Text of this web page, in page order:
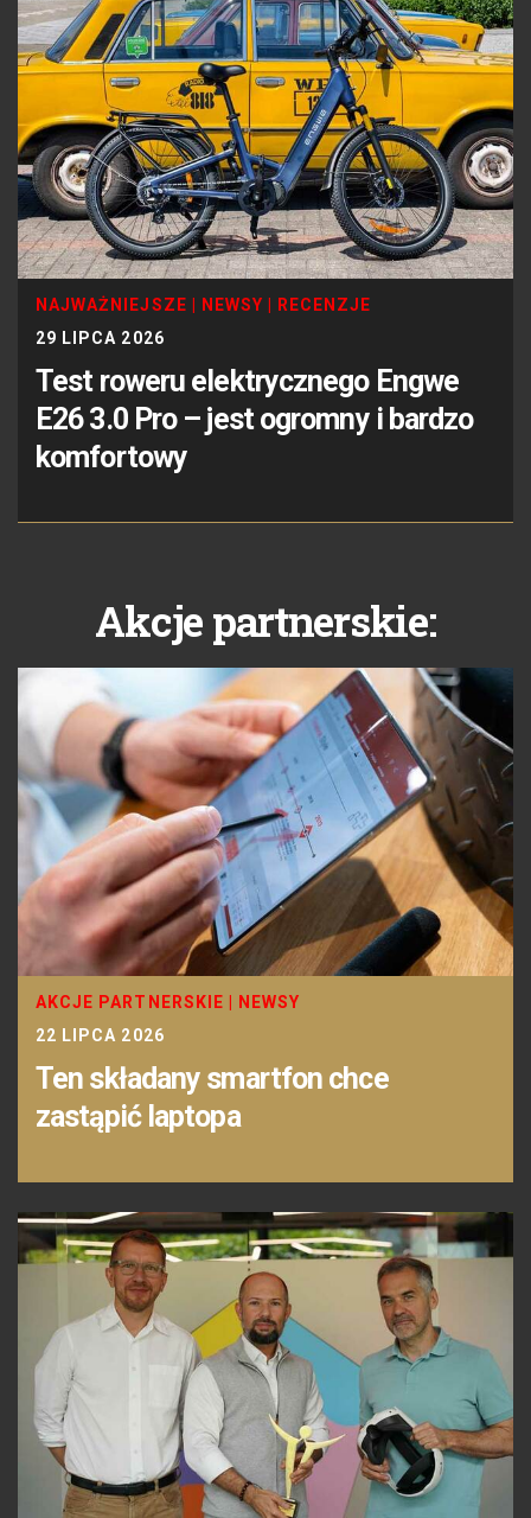
NAJWAŻNIEJSZE NEWSY
RECENZJE
29 LIPCA 2026
Test roweru elektrycznego Engwe
E26 3.0 Pro – jest ogromny i bardzo
komfortowy
Akcje partnerskie:
AKCJE PARTNERSKIE | NEWSY
22 LIPCA 2026
Ten składany smartfon chce
zastąpić laptopa